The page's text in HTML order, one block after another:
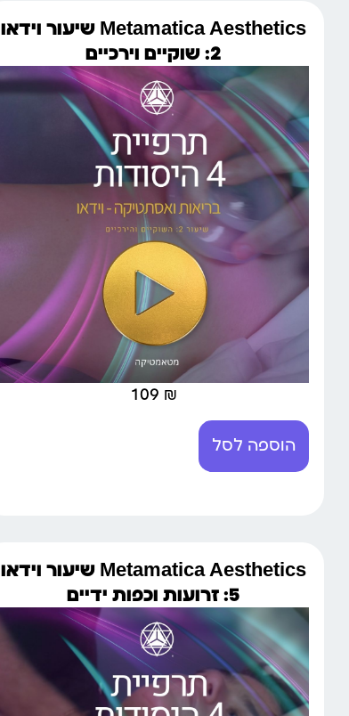
Metamatica Aesthetics שיעור וידאו
2: שוקיים וירכיים
109 ₪
הוספה לסל
Metamatica Aesthetics שיעור וידאו
5: זרועות וכפות ידיים